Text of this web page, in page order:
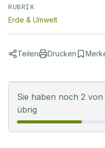
RUBRIK
Erde & Umwelt
Teilen Drucken
Sie haben noch 2
übrig